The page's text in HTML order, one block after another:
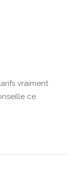
vraiment
ce